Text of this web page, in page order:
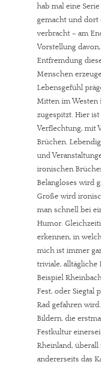
hab mal eine
gemacht und dort
verbracht – am
Vorstellung
Entfremdung
Menschen
Lebensgefühl
Mitten im
zugespitzt. Hier
Verflechtung, mit
Brüchen.
und
ironischen
Belangloses wird
Große wird
man schnell bei
Humor.
erkennen, in
mich ist immer
triviale, alltägliche
Beispiel
Fest, oder Siegtal
Rad gefahren
Bildern, die
Festkultur
Rheinland,
andererseits das